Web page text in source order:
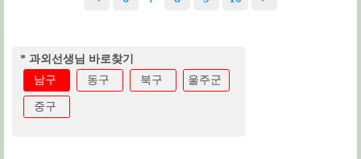
* 과외선생님 바로찾기
남구
동구 북구 울주군
중구